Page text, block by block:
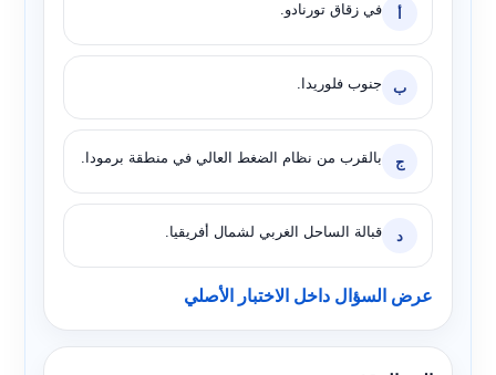
أ في زقاق تورنادو.
ب جنوب فلوريدا.
ج بالقرب من نظام الضغط العالي في منطقة برمودا.
د قبالة الساحل الغربي لشمال أفريقيا.
عرض السؤال داخل الاختبار الأصلي